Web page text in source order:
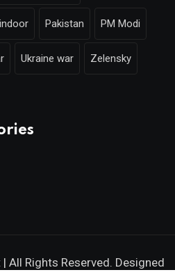
Pakistan PM Modi
Ukraine war Zelensky
All Rights Reserved. Designed